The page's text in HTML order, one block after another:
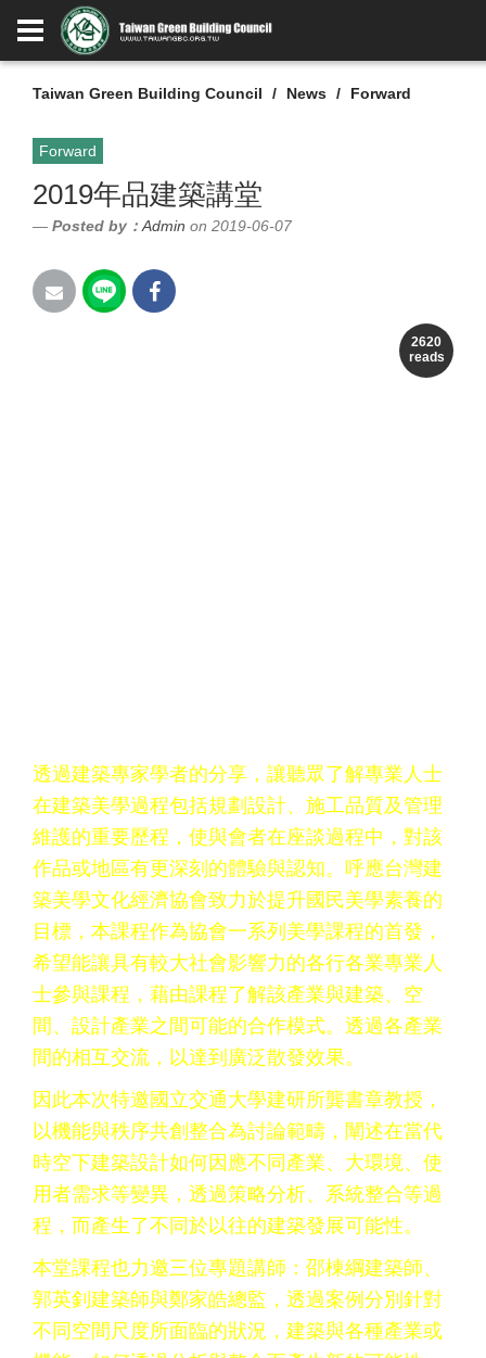
Taiwan Green Building Council News Forward
Forward
2019年品建築講堂
Posted by： Admin on 2019-06-07
2620
reads
透過建築專家學者的分享，讓聽眾了解專業人士
在建築美學過程包括規劃設計、施工品質及管理
維護的重要歷程，使與會者在座談過程中，對該
作品或地區有更深刻的體驗與認知。呼應台灣建
築美學文化經濟協會致力於提升國民美學素養的
目標，本課程作為協會一系列美學課程的首發，
希望能讓具有較大社會影響力的各行各業專業人
士參與課程，藉由課程了解該產業與建築、空
間、設計產業之間可能的合作模式。透過各產業
間的相互交流，以達到廣泛散發效果。
因此本次特邀國立交通大學建研所龔書章教授，
以機能與秩序共創整合為討論範疇，闡述在當代
時空下建築設計如何因應不同產業、大環境、使
用者需求等變異，透過策略分析、系統整合等過
程，而產生了不同於以往的建築發展可能性。
本堂課程也力邀三位專題講師：邵棟綱建築師、
郭英釗建築師與鄭家皓總監，透過案例分別針對
不同空間尺度所面臨的狀況，建築與各種產業或